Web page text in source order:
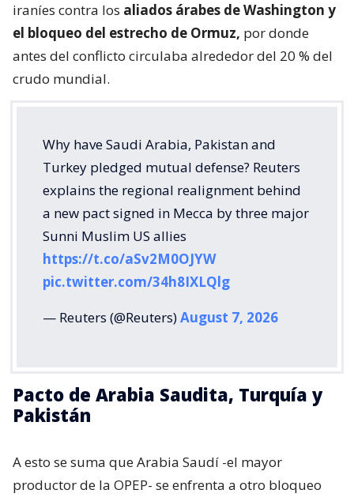
iraníes contra los aliados árabes de Washington y
el bloqueo del estrecho de Ormuz, por donde
antes del conflicto circulaba alrededor del 20 % del
crudo mundial.
Why have Saudi Arabia, Pakistan and
Turkey pledged mutual defense? Reuters
explains the regional realignment behind
a new pact signed in Mecca by three major
Sunni Muslim US allies
https://t.co/aSv2M0OJYW
pic.twitter.com/34h8IXLQlg
— Reuters (@Reuters)August 7, 2026
Pacto de Arabia Saudita, Turquía y
Pakistán
A esto se suma que Arabia Saudí -el mayor
productor de la OPEP- se enfrenta a otro bloqueo